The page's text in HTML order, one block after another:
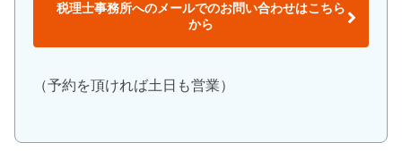
税理士事務所へのメールでのお問い合わせはこちら
から
（予約を頂ければ土日も営業）